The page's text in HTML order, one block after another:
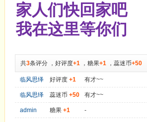
家人们快回家吧
我在这里等你们
共3条评分 ， 好评度+1 ， 糖果+1 ， 蕊迷币+50
临风思绎 好评度 +1 有才~~
临风思绎 蕊迷币 +50 有才~~
admin 糖果 +1 -